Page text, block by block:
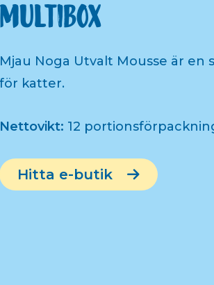
multibox
Mjau Noga Utvalt Mousse är en
för katter.
Nettovikt: 12
Hitta e-butik